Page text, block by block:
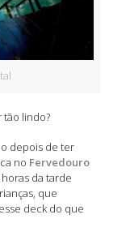
tão lindo?
depois de ter
no Fervedouro
da tarde
que
deck do que